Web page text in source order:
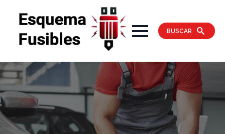
BUSCAR